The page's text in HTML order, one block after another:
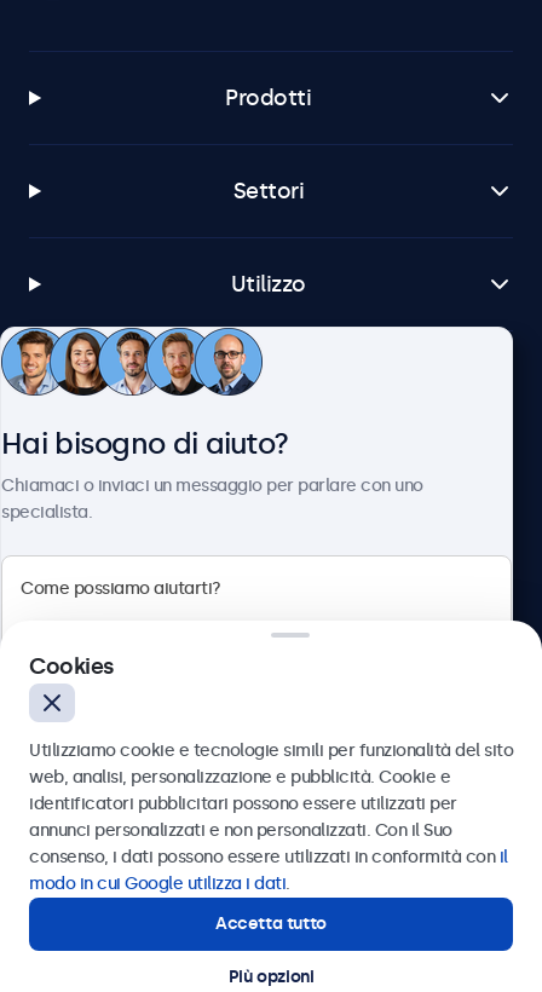
Prodotti
Settori
Utilizzo
Servizio Clienti
Italiano
© 2026 Beetronics
Hai bisogno di aiuto?
Chiamaci o inviaci un messaggio per parlare con uno
specialista.
Inviare
Oppure chiamaci al
Contatta i nostri esperti
Cookies
Utilizziamo cookie e tecnologie simili per funzionalità del sito
web, analisi, personalizzazione e pubblicità. Cookie e
identificatori pubblicitari possono essere utilizzati per
annunci personalizzati e non personalizzati. Con il Suo
consenso, i dati possono essere utilizzati in conformità con il
modo in cui Google utilizza i dati.
Accetta tutto
Più opzioni